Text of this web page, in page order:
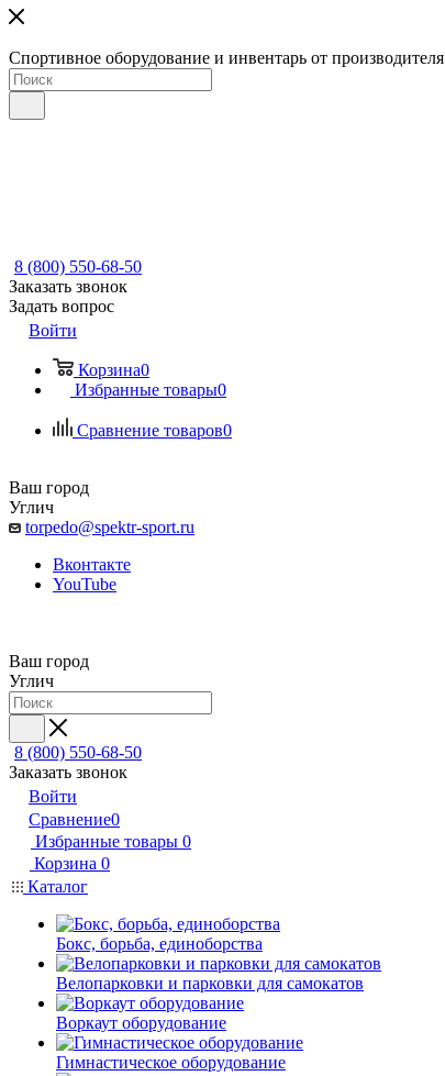
Спортивное оборудование и инвентарь от производителя
8 (800) 550-68-50
Заказать звонок
Задать вопрос
Войти
Корзина0
Избранные товары0
Сравнение товаров0
Ваш город
Углич
torpedo@spektr-sport.ru
Вконтакте
YouTube
Ваш город
Углич
8 (800) 550-68-50
Заказать звонок
Войти
Сравнение0
Избранные товары 0
Корзина 0
Каталог
Бокс, борьба, единоборства
Велопарковки и парковки для самокатов
Воркаут оборудование
Гимнастическое оборудование